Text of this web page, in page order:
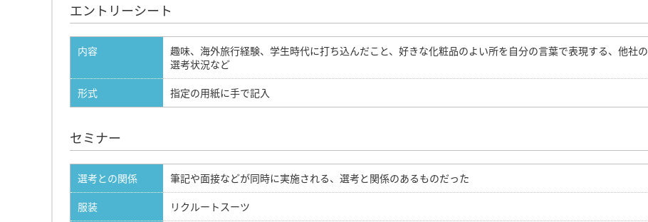
エントリーシート
内容
趣味、海外旅行経験、学生時代に打ち込んだこと、好きな化粧品のよい所を自分の言葉で表現する、他社の
選考状況など
形式
指定の用紙に手で記入
セミナー
選考との関係
筆記や面接などが同時に実施される、選考と関係のあるものだった
服装
リクルートスーツ